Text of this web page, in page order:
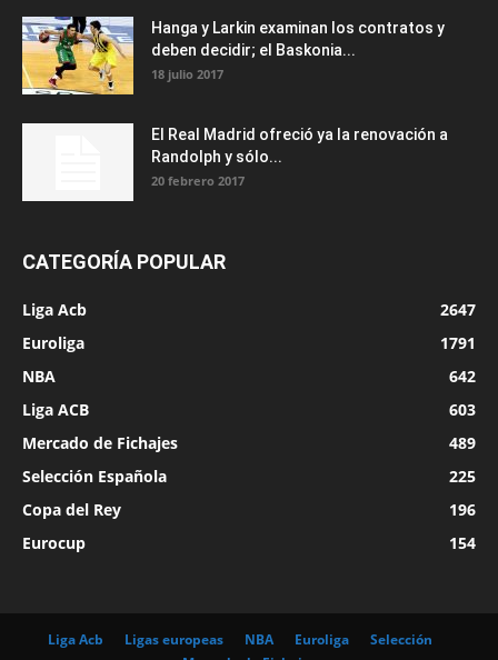
Hanga y Larkin examinan los contratos y
deben decidir; el Baskonia...
18 julio 2017
El Real Madrid ofreció ya la renovación a
Randolph y sólo...
20 febrero 2017
CATEGORÍA POPULAR
Liga Acb
2647
Euroliga
1791
NBA
642
Liga ACB
603
Mercado de Fichajes
489
Selección Española
225
Copa del Rey
196
Eurocup
154
Liga Acb Ligas europeas NBA Euroliga
Selección